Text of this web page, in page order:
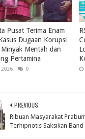
Pusat Terima Enam
Dugaan Korupsi
Mentah dan
Pertamina
0
PREVIOUS
Ribuan Masyarakat
Terhipnotis Saksikan Band